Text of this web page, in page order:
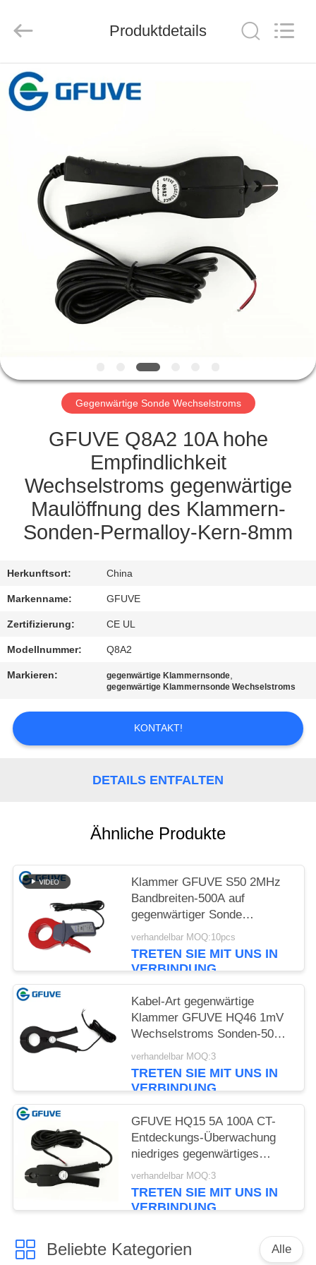
HAUS
PRODUKTE
ÜBER
UNS
FABRIK-
AUSFLUG
QUALITÄTSKONTROLLE
SIE
MIT
VERBINDUNG
NACHRICHTEN
SIE
EIN
ZITAT
PRIVACY
POLICY
Manufacturer
Co.,Ltd..
Produktdetails
Gegenwärtige Sonde Wechselstroms
GFUVE Q8A2 10A hohe
Empfindlichkeit
Wechselstroms gegenwärtige
Maulöffnung des Klammern-
Sonden-Permalloy-Kern-8mm
Herkunftsort: China
Markenname: GFUVE
Zertifizierung: CE UL
Modellnummer: Q8A2
Markieren: gegenwärtige Klammernsonde,
gegenwärtige Klammernsonde Wechselstroms
KONTAKT!
DETAILS ENTFALTEN
Ähnliche Produkte
Klammer GFUVE S50 2MHz
Bandbreiten-500A auf
gegenwärtiger Sonde
Wechselstroms mit 52mm
Kiefer
verhandelbar MOQ:10pcs
TRETEN SIE MIT UNS IN
VERBINDUNG
Kabel-Art gegenwärtige
Klammer GFUVE HQ46 1mV
Wechselstroms Sonden-500A
auf gegenwärtiger Sonde
verhandelbar MOQ:3
TRETEN SIE MIT UNS IN
VERBINDUNG
GFUVE HQ15 5A 100A CT-
Entdeckungs-Überwachung
niedriges gegenwärtiges
Ampere Seneor Sonde
Wechselstroms leichte
gegenwärtige
verhandelbar MOQ:3
TRETEN SIE MIT UNS IN
VERBINDUNG
Beliebte Kategorien Alle